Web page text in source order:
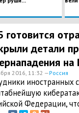
детали
2016, 11:32 —Россия
иностранных
Федерации,